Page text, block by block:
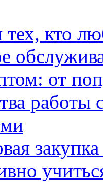
кто
от
работы